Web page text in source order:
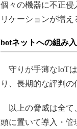
個々の機器に不正侵
リケーションが増え
botネットへの組み
守りが手薄なIoT
り、長期的な評判の
以上の脅威は全て
頭に置いて導入・管